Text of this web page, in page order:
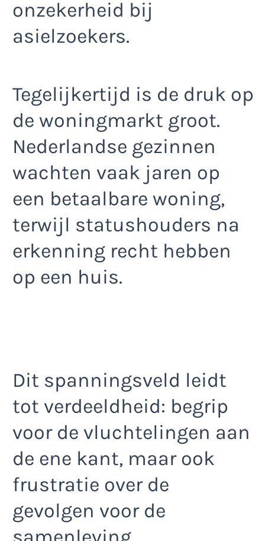
onzekerheid bij
asielzoekers.
Tegelijkertijd is de druk op
de woningmarkt groot.
Nederlandse gezinnen
wachten vaak jaren op
een betaalbare woning,
terwijl statushouders na
erkenning recht hebben
op een huis.
Dit spanningsveld leidt
tot verdeeldheid: begrip
voor de vluchtelingen aan
de ene kant, maar ook
frustratie over de
gevolgen voor de